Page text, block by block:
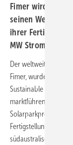
Fimer wird fünf
seinen
ihrer
MW Strom in das
Der weltweit tätige
Fimer, wurde von der
Sustainable Energy
marktführenden
Solarparkprojekte in
Fertigstellung
südaustralische Netz